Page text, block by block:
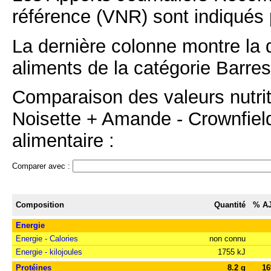
référence (VNR) sont
La dernière colonne montre
aliments de la catégorie
Comparaison des valeurs
Noisette + Amande -
alimentaire :
Comparer avec :
Composition Quantité %
Energie
Energie - Calories
non connu
Energie - kilojoules
1755 kJ
Protéines
8.2 g